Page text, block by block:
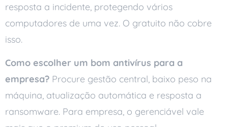
resposta a incidente, protegendo vários
computadores de uma vez. O gratuito não cobre
isso.
Como escolher um bom antivírus para a
empresa? Procure gestão central, baixo peso na
máquina, atualização automática e resposta a
ransomware. Para empresa, o gerenciável vale